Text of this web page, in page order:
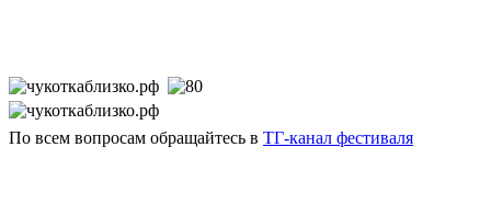
По всем вопросам обращайтесь в ТГ-канал фестиваля